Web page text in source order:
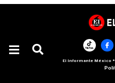
El Informante México